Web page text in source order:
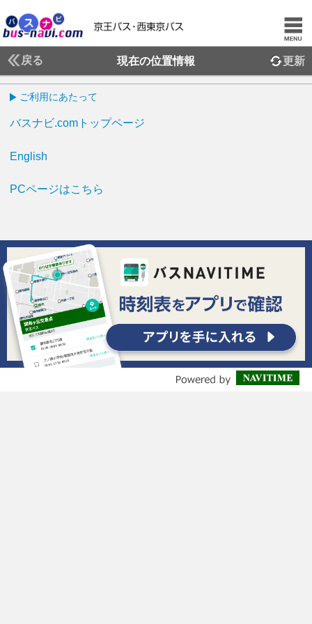
戻る 現在の位置情報 更新
ご利用にあたって
バスナビ.comトップページ
English
PCページはこちら